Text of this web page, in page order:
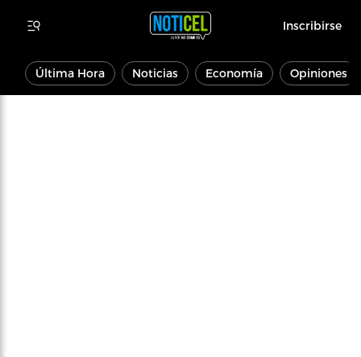
Inscribirse
Última Hora Noticias Economía Opiniones